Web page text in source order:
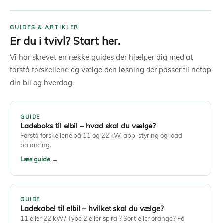
GUIDES & ARTIKLER
Er du i tvivl? Start her.
Vi har skrevet en række guides der hjælper dig med at
forstå forskellene og vælge den løsning der passer til netop
din bil og hverdag.
GUIDE
Ladeboks til elbil – hvad skal du vælge?
Forstå forskellene på 11 og 22 kW, app-styring og load
balancing.
Læs guide →
GUIDE
Ladekabel til elbil – hvilket skal du vælge?
11 eller 22 kW? Type 2 eller spiral? Sort eller orange? Få